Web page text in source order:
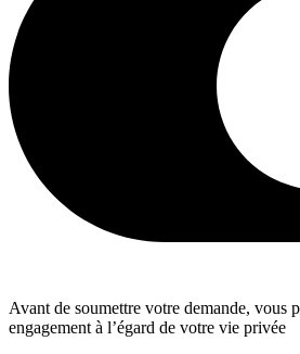
Avant de soumettre votre demande, vous
engagement à l’égard de votre vie privée